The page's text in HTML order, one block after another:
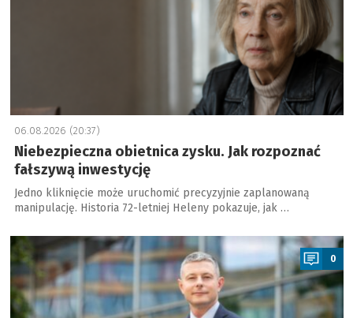
06.08.2026 (20:37)
Niebezpieczna obietnica zysku. Jak rozpoznać
fałszywą inwestycję
Jedno kliknięcie może uruchomić precyzyjnie zaplanowaną
manipulację. Historia 72-letniej Heleny pokazuje, jak …
a
0